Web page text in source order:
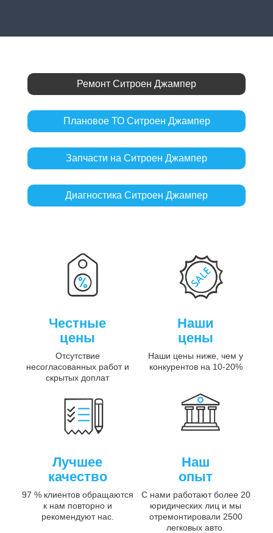
Ремонт Ситроен Джампер
Плановое ТО Ситроен Джампер
Запчасти на Ситроен Джампер
Диагностика Ситроен Джампер
Честные
цены
Отсутствие
несогласованных работ и
скрытых доплат
Наши
цены
Наши цены ниже, чем у
конкурентов на 10-20%
Лучшее
качество
97 % клиентов обращаются
к нам повторно и
рекомендуют нас.
Наш
опыт
С нами работают более 20
юридических лиц и мы
отремонтировали 2500
легковых авто.